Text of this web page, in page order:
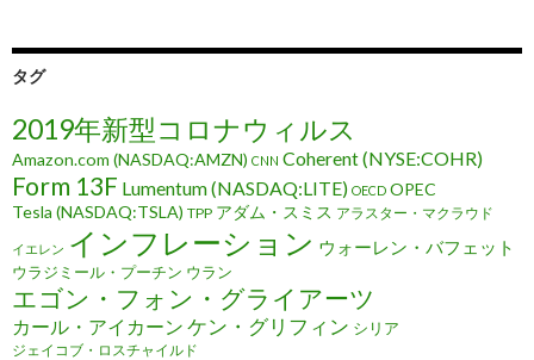
タグ
2019年新型コロナウィルス
Amazon.com (NASDAQ:AMZN) CNN Coherent (NYSE:COHR)
Form 13F Lumentum (NASDAQ:LITE) OECD OPEC
Tesla (NASDAQ:TSLA) TPP アダム・スミス アラスター・マクラウド
イエレン インフレーション ウォーレン・バフェット
ウラジミール・プーチン ウラン
エゴン・フォン・グライアーツ
カール・アイカーン ケン・グリフィン シリア
ジェイコブ・ロスチャイルド